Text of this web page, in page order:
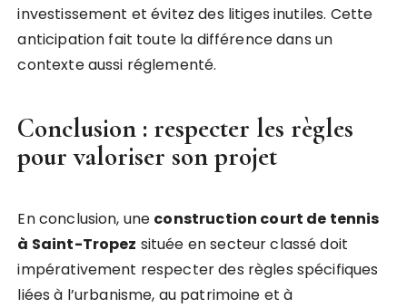
investissement et évitez des litiges inutiles. Cette
anticipation fait toute la différence dans un
contexte aussi réglementé.
Conclusion : respecter les règles
pour valoriser son projet
En conclusion, une construction court de tennis
à Saint-Tropez située en secteur classé doit
impérativement respecter des règles spécifiques
liées à l’urbanisme, au patrimoine et à